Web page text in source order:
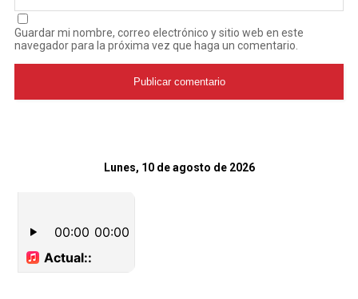
Guardar mi nombre, correo electrónico y sitio web en este
navegador para la próxima vez que haga un comentario.
Lunes, 10 de agosto de 2026